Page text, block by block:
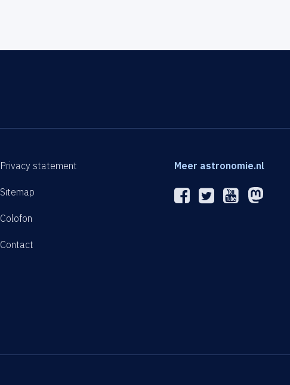
Privacy statement
Sitemap
Colofon
Contact
Meer astronomie.nl